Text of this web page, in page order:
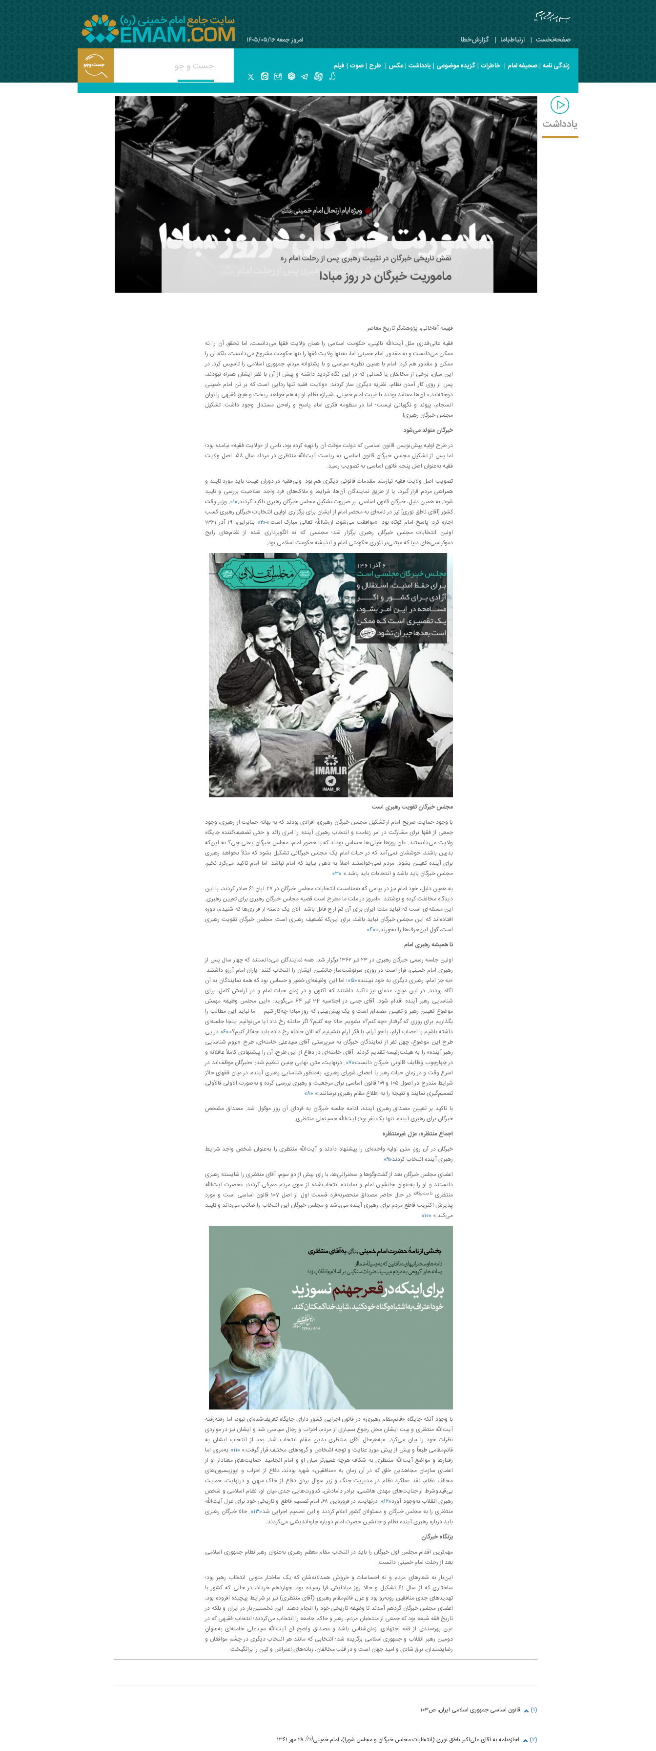
صفحه‌نخست | ارتباط‌با‌ما | گزارش‌خطا امروز جمعه ۱۴۰۵/۰۵/۱۶
زندگی نامه |صحیفه امام | خاطرات |گزیده موضوعی | یادداشت |عکس | طرح |صوت | فیلم
یادداشت
نقش تاریخی خبرگان در تثبیت رهبری پس از رحلت امام ره
ماموریت خبرگان در روز مبادا
فهیمه آقاخانی، پژوهشگر تاریخ معاصر
فقیه عالی‌قدری مثل آیت‌الله نائینی، حکومت اسلامی را همان ولایت فقها می‌دانست، اما تحقق آن را نه
ممکن می‌دانست و نه مقدور. امام خمینی اما، نه‌تنها ولایت فقها را تنها حکومت مشروع می‌دانست، بلکه آن را
ممکن و مقدور هم کرد. امام با همین نظریه سیاسی و با پشتوانه مردم، جمهوری اسلامی را تاسیس کرد. در
این میان، برخی از مخالفان یا کسانی که در این نگاه تردید داشته و پیش از آن با نظر ایشان همراه نبودند،
پس از روی کار آمدن نظام، نظریه دیگری ساز کردند: «ولایت فقیه تنها ردایی است که بر تن امام خمینی
دوخته‌اند.» آن‌ها معتقد بودند با غیبت امام خمینی، شیرازه نظام او به ‌هم خواهد ریخت و هیچ فقیهی را توان
انسجام، پیوند و نگهبانی نیست؛ اما در منظومه فکری امام پاسخ و راه‌حل مستدل وجود داشت: تشکیل
مجلس خبرگان رهبری!
خبرگان متولد می‌شود
در طرح اولیه پیش‌نویس قانون اساسی که دولت موقت آن را تهیه کرده بود، نامی از «ولایت فقیه» نیامده بود؛
اما پس از تشکیل مجلس خبرگان قانون اساسی به ریاست آیت‌الله منتظری در مرداد سال ۵۸، اصل ولایت
فقیه به‌عنوان اصل پنجم قانون اساسی به تصویب رسید.
تصویب اصل ولایت فقیه نیازمند مقدمات قانونی دیگری هم بود. ولی‌فقیه در دوران غیبت باید مورد تایید و
همراهی مردم قرار گیرد، یا از طریق نمایندگان آن‌ها، شرایط و ملاک‌های فرد واجد صلاحیت بررسی و تایید
شود. به همین دلیل، خبرگان قانون اساسی، بر ضرروت تشکیل مجلس خبرگان رهبری تاکید کردند.«۱» . وزیر وقت
کشور [آقای ناطق نوری] نیز در نامه‌ای به محضر امام از ایشان برای برگزاری اولین انتخابات خبرگان رهبری کسب
اجازه کرد. پاسخ امام کوتاه بود: «موافقت می‌شود، ان‌شاالله تعالی مبارک است.»«۲»
بنابراین، 19 آذر 1361
اولین انتخابات مجلس خبرگان رهبری برگزار شد؛ مجلسی که نه الگوبرداری شده از نظام‌های رایج
دموکراسی‌های دنیا که مبتنی‌بر تئوری حکومتی امام و اندیشه حکومت اسلامی بود.
مجلس خبرگان تقویت رهبری است
با وجود حمایت صریح امام از تشکیل مجلس خبرگان رهبری، افرادی بودند که به بهانه حمایت از رهبری، وجود
جمعی از فقها برای مشارکت در امر زعامت و انتخاب رهبری آینده را امری زائد و حتی تضعیف‌کننده جایگاه
ولایت می‌دانستند. «آن روزها خیلی‌ها حساس بودند که با حضور امام، مجلس خبرگان یعنی چی؟ نه این‌که
بدبین باشند، خوششان نمی‌آمد که در حیات امام یک مجلس خبرگانی تشکیل بشود که مثلاً بخواهد رهبری
برای آینده تعیین بشود. مردم نمی‌خواستند اصلاً به ذهن بیاید که امام نباشد. اما امام تاکید می‌کرد نخیر،
مجلس خبرگان باید باشد و انتخابات باید باشد.» «۳»
به همین دلیل، خود امام نیز در پیامی که به‌مناسبت انتخابات مجلس خبرگان در ۲۷ آبان ۶۱ صادر کردند، با این
دیدگاه مخالفت کرده و نوشتند: «امروز در ملت ما مطرح است قضیه مجلس خبرگان رهبری برای تعیین رهبری.
این مسئله‌ای است که نباید ملت ایران برای آن کم ارج قائل باشد. الان یک‌ دسته از فراری‌ها که شنیدم، دوره
افتاده‌اند که این مجلس خبرگان نباید باشد، برای این‌که تضعیف رهبری است. مجلس خبرگان تقویت رهبری
است، گول این‌حرف‌ها را نخورند.»«۴»
تا همیشه رهبری امام
اولین جلسه رسمی خبرگان رهبری در ۲۳ تیر ۱۳۶۲ برگزار شد. همه نمایندگان می‌دانستند که چهار سال پس از
رهبری امام خمینی، قرار است در روزی سرنوشت‌ساز جانشین ایشان را انتخاب کنند. یاران امام آرزو داشتند:
«به جز امام، رهبری دیگری به خود نبینند»«۵»
؛ اما این وظیفه‌ای خطیر و حساس بود که همه نمایندگان به آن
آگاه بودند. در این میان، عده‌ای نیز تاکید داشتند که اکنون و در زمان حیات امام و در آرامش کامل، برای
شناسایی رهبر آینده اقدام شود. آقای جمی در اجلاسیه 24 تیر 64 می‌گوید: «این مجلس وظیفه مهمش
موضوع تعیین رهبر و تعیین مصداق است و یک پیش‌بینی که روز مبادا چه‌کار کنیم ... ما نباید این مطالب را
بگذاریم برای روزی که گرفتار «چه کنم؟» بشویم. حالا چه‌ کنیم؟ اگر حادثه رخ داد آیا می‌توانیم اینجا جلسه‌ای
داشته باشیم با اعصاب آرام، با جو آرام، با فکر آرام بنشینیم که الان حادثه رخ داده باید چه‌کار کنیم؟»«۶»
در پی
طرح این موضوع، چهل نفر از نمایندگان خبرگان به سرپرستی آقای سیدعلی خامنه‌ای، طرح «لزوم شناسایی
رهبر آینده» را به هیئت‌رئیسه تقدیم کردند. آقای خامنه‌ای در دفاع از این طرح، آن را پیشنهادی کاملاً عاقلانه و
در چهارچوب وظایف قانونی خبرگان دانست«۷»
. درنهایت، متن نهایی چنین تنظیم شد: «خبرگان موظف‌اند در
اسرع وقت و در زمان حیات رهبر یا اعضای شورای رهبری، به‌منظور شناسایی رهبری آینده، در میان فقهای حائز
شرایط مندرج در اصول ۱۰۵ و ۱۰۹ قانون اساسی برای مرجعیت و رهبری بررسی کرده و به‌صورت الاولی فالاَولی
تصمیم‌گیری نمایند و نتیجه را به اطلاع مقام رهبری برسانند.» «۸»
با تاکید بر تعیین مصداق رهبری آینده، ادامه جلسه خبرگان به فردای آن روز موکول شد. مصداق مشخص
خبرگان برای رهبری آینده، تنها یک نفر بود: آیت‌الله حسینعلی منتظری.
اجماع منتظره، عزل غیرمنتظره
خبرگان در آن روز، متن اولیه واحده‌ای را پیشنهاد دادند و آیت‌الله منتظری را به‌عنوان شخص واجد شرایط
رهبری آینده انتخاب کردند«۹» .
اعضای مجلس خبرگان بعد از گفت‌وگوها و سخنرانی‌ها، با رای بیش از دو سوم، آقای منتظری را شایسته رهبری
دانستند و او را به‌عنوان جانشین امام و نماینده انتخاب‌شده از سوی مردم معرفی کردند: «حضرت آیت‌الله
منتظریدامت‌برکاته
در حال حاضر مصداق منحصربه‌فرد قسمت اول از اصل 107 قانون اساسی است و مورد
پذیرش اکثریت قاطع مردم برای رهبری آینده می‌باشد و مجلس خبرگان این انتخاب را صائب می‌داند و تایید
می‌کند.» «۱۰»
با وجود آنکه جایگاه «قائم‌مقام رهبری» در قانون اجرایی کشور دارای جایگاه تعریف‌شده‌ای نبود، اما رفته‌رفته
آیت‌الله منتظری و بیت ایشان محل رجوع بسیاری از مردم، احزاب و رجال سیاسی شد و ایشان نیز در مواردی
نظرات خود را بیان می‌کرد. «به‌هرحال آقای منتظری بدین مقام انتخاب شد. بعد از انتخاب ایشان به
قائم‌مقامی طبعاً و بیش از پیش مورد عنایت و توجه اشخاص و گروه‌های مختلف قرار گرفت.» «۱۱»
به‌‌مرور، اما
رفتارها و مواضع آیت‌الله منتظری به شکاف هرچه عمیق‌تر میان او و امام انجامید. حمایت‌های معنادار او از
اعضای سازمان مجاهدین خلق که در آن زمان به «منافقین» شهره بودند، دفاع از احزاب و اپوزیسیون‌های
مخالف نظام، نقد عملکرد نظام در مدیریت جنگ و زیر سوال بردن دفاع از خاک میهن و درنهایت، حمایت
بی‌قیدوشرط از جنایت‌های مهدی هاشمی، برادر دامادش، کدورت‌هایی جدی میان او، نظام اسلامی و شخص
رهبری انقلاب به‌وجود آورد«۱۲»
. درنهایت، در فروردین ۶۸، امام تصمیم قاطع و تاریخی خود برای عزل آیت‌الله
منتظری را به مجلس خبرگان و مسئولان کشور اعلام کردند و این تصمیم اجرایی شد«۱۳»
. حالا خبرگان رهبری
باید درباره رهبری آینده نظام و جانشین حضرت امام دوباره چاره‌اندیشی می‌کردند.
بزنگاه خبرگان
مهم‌ترین اقدام مجلس اول خبرگان را باید در انتخاب مقام معظم رهبری به‌عنوان رهبر نظام جمهوری اسلامی
بعد از رحلت امام خمینی دانست.
این‌بار نه شعارهای مردم و نه احساسات و خروش همدلانه‌شان که یک ساختار متولی انتخاب رهبر بود؛
ساختاری که از سال 61 تشکیل و حالا روز مبادایش فرا رسیده بود. چهاردهم خرداد، در حالی که کشور با
تهدیدهای جدی منافقین روبه‌رو بود و عزل قائم‌مقام رهبری (آقای منتظری) نیز بر شرایط پیچیده افزوده بود،
اعضای مجلس خبرگان گردهم آمدند تا وظیفه تاریخی خود را انجام دهند. این نخستین‌بار در ایران و بلکه در
تاریخ فقه شیعه بود که جمعی از منتخبان مردم، رهبر و حاکم جامعه را انتخاب می‌کردند؛ انتخاب فقیهی که در
عین بهره‌مندی از فقه اجتهادی، زمان‌شناس باشد و مصداق واضح آن آیت‌الله سیدعلی خامنه‌ای به‌عنوان
دومین رهبر انقلاب و جمهوری اسلامی برگزیده شد؛ انتخابی که مانند هر انتخاب دیگری در چشم موافقان و
رضایتمندان، برق شادی و امید جهان است و در قلب مخالفان، زبانه‌های اعتراض و کین را برانگیخت.
(۱) قانون اساسی جمهوری اسلامی ایران، ص۱۰۳
(۲) اجازه‌نامه به آقای علی‌اکبر ناطق نوری (انتخابات مجلس خبرگان و مجلس شورا)، امام خمینی(ره)، ۲۸ مهر ۱۳۶۱